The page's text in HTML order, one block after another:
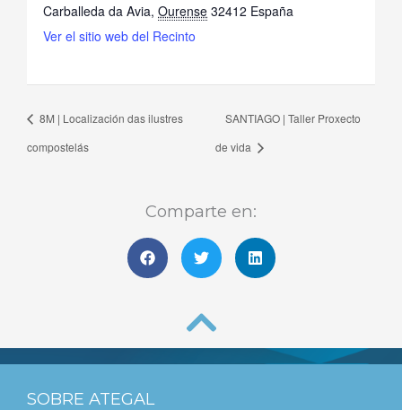
Carballeda da Avia, Ourense 32412 España
Ver el sitio web del Recinto
8M | Localización das ilustres
compostelás
SANTIAGO | Taller Proxecto
de vida
Comparte en:
SOBRE ATEGAL